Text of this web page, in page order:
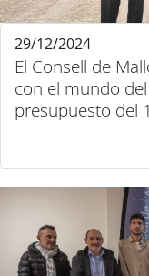
El Consell de
con el mundo
presupuesto del
29/12/2024